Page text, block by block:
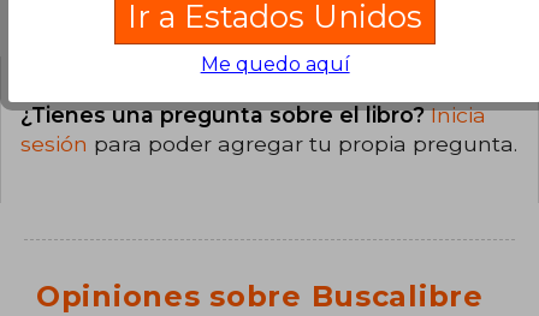
¿Tienes una pregunta sobre el libro?Inicia
sesión para poder agregar tu propia pregunta.
Opiniones sobre Buscalibre
Ir a Estados Unidos
Me quedo aquí